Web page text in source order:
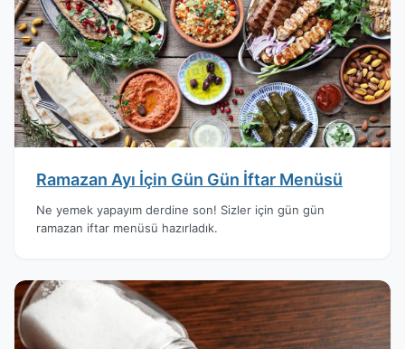
Ramazan Ayı İçin Gün Gün İftar Menüsü
Ne yemek yapayım derdine son! Sizler için gün gün
ramazan iftar menüsü hazırladık.